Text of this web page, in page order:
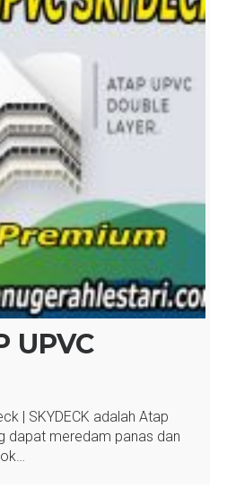
UPVC
| SKYDECK adalah Atap
dapat meredam panas dan